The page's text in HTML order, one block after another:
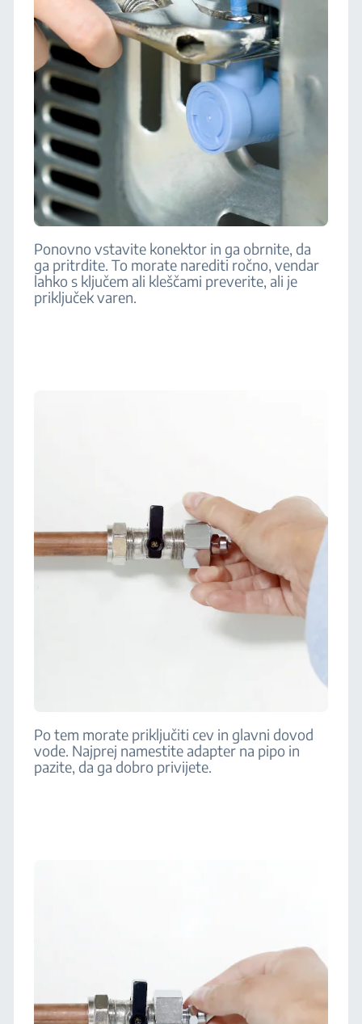
Ponovno vstavite konektor in ga obrnite, da
ga pritrdite. To morate narediti ročno, vendar
lahko s ključem ali kleščami preverite, ali je
priključek varen.
Po tem morate priključiti cev in glavni dovod
vode. Najprej namestite adapter na pipo in
pazite, da ga dobro privijete.